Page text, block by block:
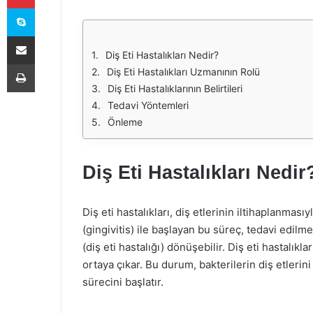
Diş Eti Hastalıkları Nedir?
Diş Eti Hastalıkları Uzmanının Rolü
Diş Eti Hastalıklarının Belirtileri
Tedavi Yöntemleri
Önleme
Diş Eti Hastalıkları
Diş eti hastalıkları, diş etlerinin
(gingivitis) ile başlayan bu süreç, tedavi
(diş eti hastalığı) dönüşebilir. Diş eti
ortaya çıkar. Bu durum, bakterilerin diş
sürecini başlatır.
Skype
E-Posta ile paylaş